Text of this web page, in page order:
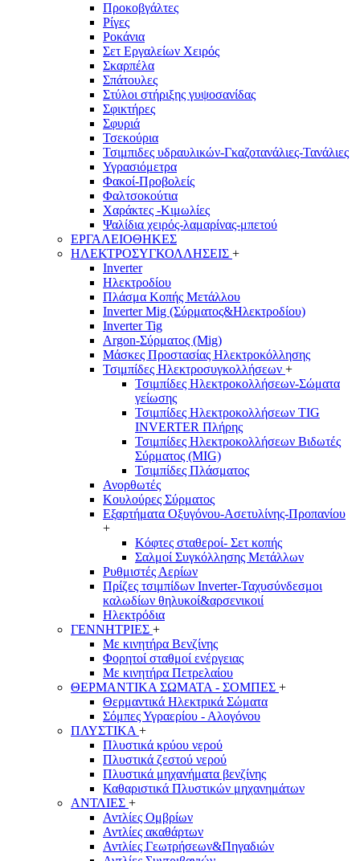
Προκοβγάλτες
Ρίγες
Ροκάνια
Σετ Εργαλείων Χειρός
Σκαρπέλα
Σπάτουλες
Στύλοι στήριξης γυψοσανίδας
Σφικτήρες
Σφυριά
Τσεκούρια
Τσιμπιδες υδραυλικών-Γκαζοτανάλιες-Τανάλιες
Υγρασιόμετρα
Φακοί-Προβολείς
Φαλτσοκούτια
Χαράκτες -Κιμωλίες
Ψαλίδια χειρός-λαμαρίνας-μπετού
ΕΡΓΑΛΕΙΟΘΗΚΕΣ
ΗΛΕΚΤΡΟΣΥΓΚΟΛΛΗΣΕΙΣ +
Inverter
Ηλεκτροδίου
Πλάσμα Κοπής Μετάλλου
Inverter Mig (Σύρματος&Ηλεκτροδίου)
Inverter Tig
Argon-Σύρματος (Mig)
Μάσκες Προστασίας Ηλεκτροκόλλησης
Τσιμπίδες Ηλεκτροσυγκολλήσεων +
Τσιμπίδες Ηλεκτροκολλήσεων-Σώματα
γείωσης
Τσιμπίδες Ηλεκτροκολλήσεων TIG
INVERTER Πλήρης
Τσιμπίδες Ηλεκτροκολλήσεων Βιδωτές
Σύρματος (MIG)
Τσιμπίδες Πλάσματος
Ανορθωτές
Κουλούρες Σύρματος
Εξαρτήματα Οξυγόνου-Ασετυλίνης-Προπανίου
+
Κόφτες σταθεροί- Σετ κοπής
Σαλμοί Συγκόλλησης Μετάλλων
Ρυθμιστές Αερίων
Πρίζες τσιμπίδων Inverter-Ταχυσύνδεσμοι
καλωδίων θηλυκοί&αρσενικοιί
Ηλεκτρόδια
ΓΕΝΝΗΤΡΙΕΣ +
Με κινητήρα Βενζίνης
Φορητοί σταθμοί ενέργειας
Με κινητήρα Πετρελαίου
ΘΕΡΜΑΝΤΙΚΑ ΣΩΜΑΤΑ - ΣΟΜΠΕΣ +
Θερμαντικά Ηλεκτρικά Σώματα
Σόμπες Υγραερίου - Αλογόνου
ΠΛΥΣΤΙΚΑ +
Πλυστικά κρύου νερού
Πλυστικά ζεστού νερού
Πλυστικά μηχανήματα βενζίνης
Καθαριστικά Πλυστικών μηχανημάτων
ΑΝΤΛΙΕΣ +
Αντλίες Ομβρίων
Αντλίες ακαθάρτων
Αντλίες Γεωτρήσεων&Πηγαδιών